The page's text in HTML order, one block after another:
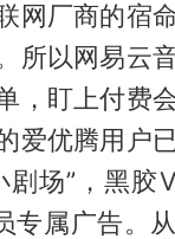
网厂商的宿
所以网易云
，盯上付费
爱优腾用户
剧场”，黑胶
专属广告。